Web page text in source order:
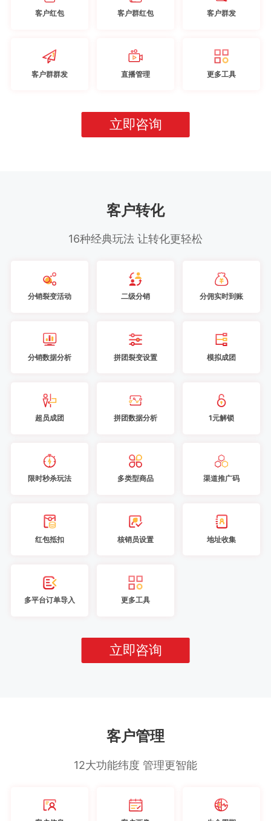
客户红包 客户群红包 客户群发
客户群群发 直播管理 更多工具
立即咨询
客户转化
16种经典玩法 让转化更轻松
分销裂变活动 二级分销 分佣实时到账
分销数据分析 拼团裂变设置 模拟成团
超员成团 拼团数据分析 1元解锁
限时秒杀玩法 多类型商品 渠道推广码
红包抵扣 核销员设置 地址收集
多平台订单导入 更多工具
立即咨询
客户管理
12大功能纬度 管理更智能